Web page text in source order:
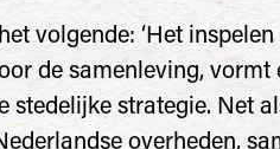
volgende: ‘Het
de samenleving, vormt
stedelijke strategie. Net
overheden,